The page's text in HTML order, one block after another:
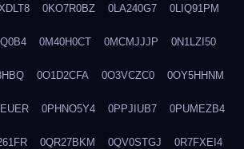
0KO7R0BZ 0LA240G7 0LIQ91PM
0M40H0CT 0MCMJJJP 0N1LZI50
0O1D2CFA 0O3VCZC0 0OY5HHNM
0PHNO5Y4 0PPJIUB7 0PUMEZB4
0QR27BKM 0QV0STGJ 0R7FXEI4